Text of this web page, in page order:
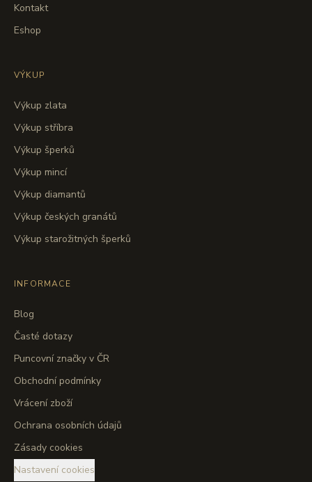
Kontakt
Eshop
VÝKUP
Výkup zlata
Výkup stříbra
Výkup šperků
Výkup mincí
Výkup diamantů
Výkup českých granátů
Výkup starožitných šperků
INFORMACE
Blog
Časté dotazy
Puncovní značky v ČR
Obchodní podmínky
Vrácení zboží
Ochrana osobních údajů
Zásady cookies
Nastavení cookies